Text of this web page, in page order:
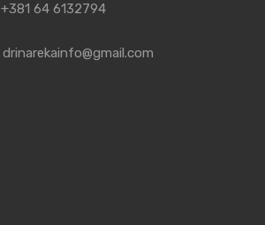
+381 64 6132794
drinarekainfo@gmail.com